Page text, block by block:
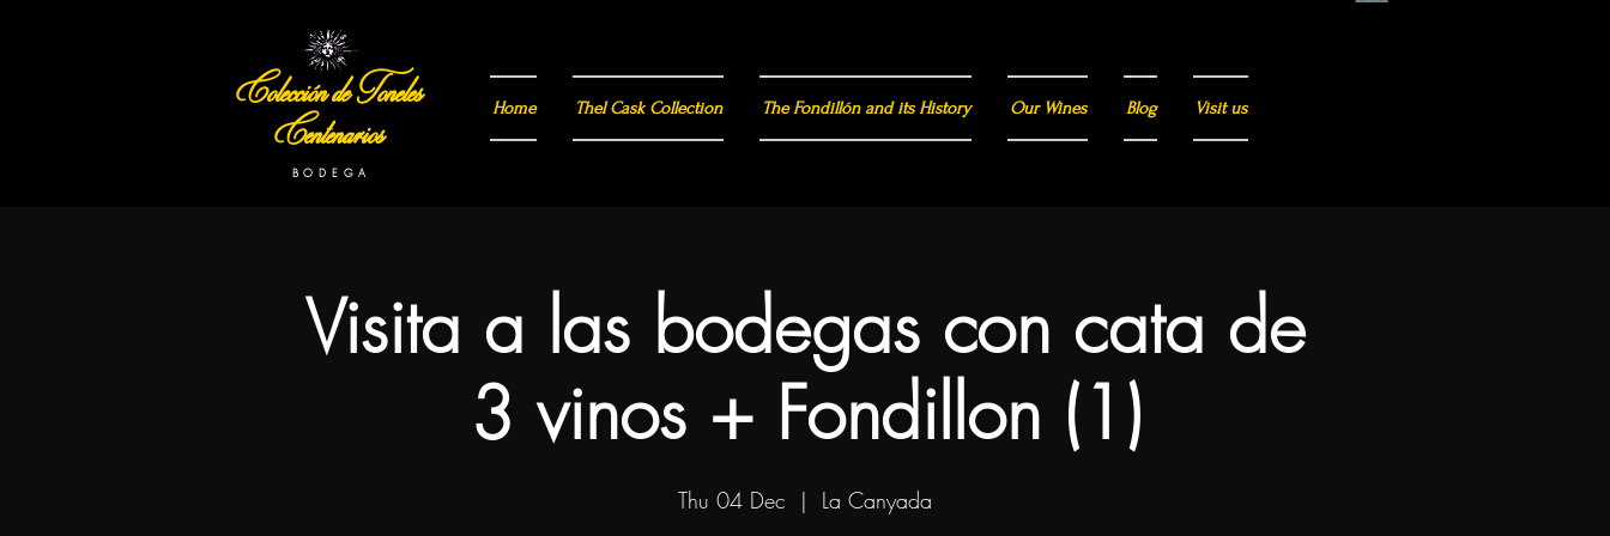
Visita a las bodegas con cata de
3 vinos + Fondillon (1)
Thu 04 Dec
  |
La Canyada
Colección de Toneles
Centenarios Home Thel Cask Collection The Fondillón and its History Our Wines Blog Visit us
B O D E G A